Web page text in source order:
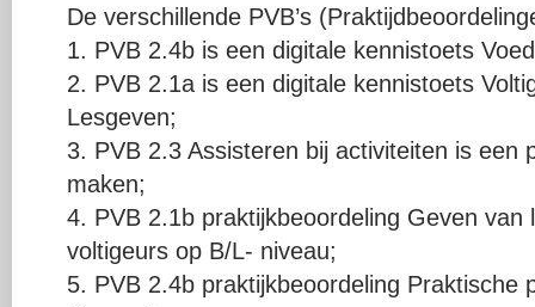
De verschillende PVB’s
1. PVB 2.4b is een digitale kennistoets
2. PVB 2.1a is een digitale kennistoets
Lesgeven;
3. PVB 2.3 Assisteren bij activiteiten is een
maken;
4. PVB 2.1b praktijkbeoordeling Geven
voltigeurs op B/L- niveau;
5. PVB 2.4b praktijkbeoordeling Praktische